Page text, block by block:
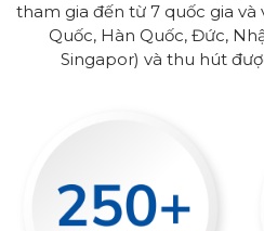
tham gia đến từ 7 quốc gia
Quốc, Hàn Quốc, Đức,
Singapor) và thu hút